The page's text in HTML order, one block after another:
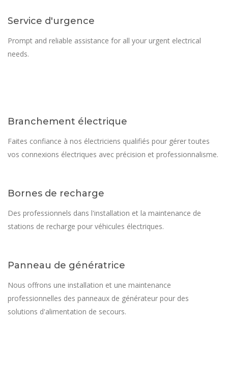
Service d'urgence
Prompt and reliable assistance for all your urgent electrical
needs.
Branchement électrique
Faites confiance à nos électriciens qualifiés pour gérer toutes
vos connexions électriques avec précision et professionnalisme.
Bornes de recharge
Des professionnels dans l'installation et la maintenance de
stations de recharge pour véhicules électriques.
Panneau de génératrice
Nous offrons une installation et une maintenance
professionnelles des panneaux de générateur pour des
solutions d'alimentation de secours.